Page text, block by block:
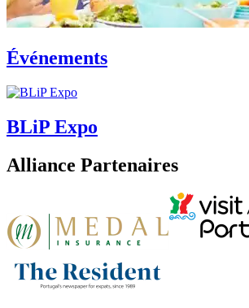
Événements
BLiP Expo
Alliance Partenaires